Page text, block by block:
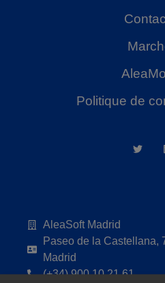
Politique de
AleaSoft Madrid
Paseo de la Castellana,
Madrid
(+34) 900 10 21 61